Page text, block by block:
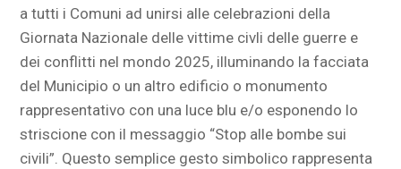
a tutti i Comuni ad unirsi alle celebrazioni della
Giornata Nazionale delle vittime civli delle guerre e
dei conflitti nel mondo 2025, illuminando la facciata
del Municipio o un altro edificio o monumento
rappresentativo con una luce blu e/o esponendo lo
striscione con il messaggio “Stop alle bombe sui
civili”. Questo semplice gesto simbolico rappresenta